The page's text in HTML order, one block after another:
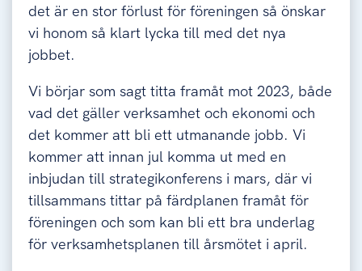
det är en stor förlust för föreningen så önskar
vi honom så klart lycka till med det nya
jobbet.
Vi börjar som sagt titta framåt mot 2023, både
vad det gäller verksamhet och ekonomi och
det kommer att bli ett utmanande jobb. Vi
kommer att innan jul komma ut med en
inbjudan till strategikonferens i mars, där vi
tillsammans tittar på färdplanen framåt för
föreningen och som kan bli ett bra underlag
för verksamhetsplanen till årsmötet i april.